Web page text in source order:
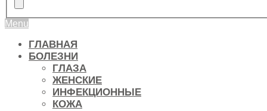
Menu
ГЛАВНАЯ
БОЛЕЗНИ
ГЛАЗА
ЖЕНСКИЕ
ИНФЕКЦИОННЫЕ
КОЖА